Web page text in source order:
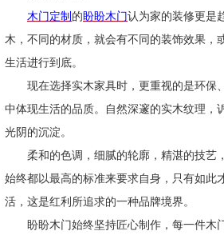
木门定制 的盼盼木门认为家的装修更是
木，不同的材质，就会有不同的装饰效果，
生活进行到底。
现在选择实木家具时，更重视的是环保
中体现生活的品质。自然深邃的实木纹理，
光阴的沉淀。
柔和的色调，细腻的轮廓，精湛的技艺
始终都以最高的标准来要求自身，只有如此
活，这是红利所追求的一种品牌境界。
盼盼木门始终坚持匠心制作，每一件木